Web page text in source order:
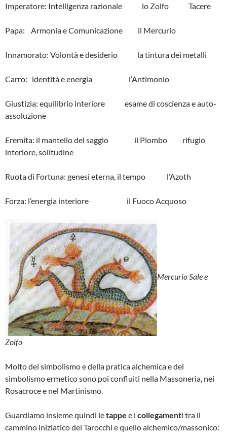
Imperatore: Intelligenza razionale lo Zolfo Tacere
Papa: Armonia e Comunicazione il Mercurio
Innamorato: Volontà e desiderio la tintura dei metalli
Carro: identità e energia l’Antimonio
Giustizia: equilibrio interiore esame di coscienza e auto-
assoluzione
Eremita: il mantello del saggio il Piombo rifugio
interiore, solitudine
Ruota di Fortuna: genesi eterna, il tempo l’Azoth
Forza: l’energia interiore il Fuoco Acquoso
Mercurio Sale e
Zolfo
Molto del simbolismo e della pratica alchemica e del
simbolismo ermetico sono poi confluiti nella Massoneria, nei
Rosacroce e nel Martinismo.
Guardiamo insieme quindi letappe e i collegamenti tra il
cammino iniziatico dei Tarocchi e quello alchemico/massonico: